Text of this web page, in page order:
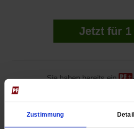
Zustimmung
Jetzt für 1
Sie haben bereits ein